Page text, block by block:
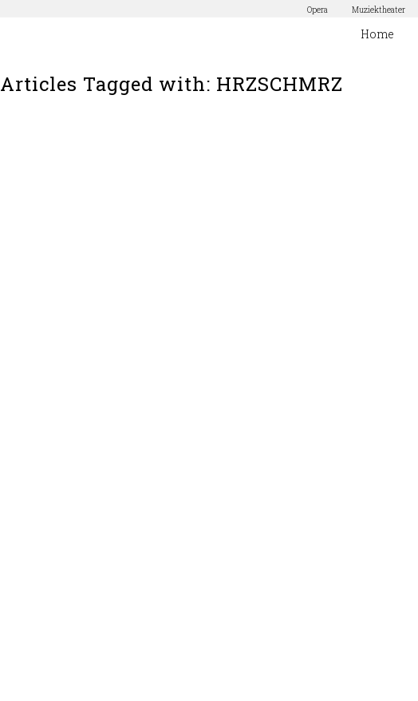
Opera Muziektheater
Home
Articles Tagged with: HRZSCHMRZ